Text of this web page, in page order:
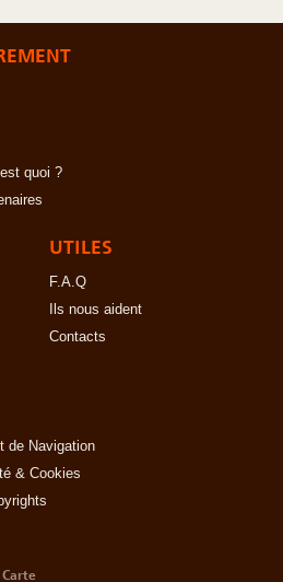
quoi ?
UTILES
F.A.Q
Ils nous aident
Contacts
de Navigation
& Cookies
Carte